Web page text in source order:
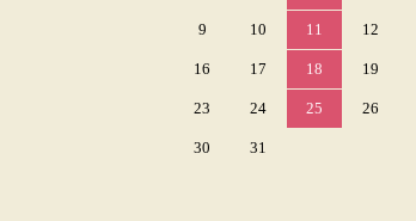
9 10 11 12
16 17 18 19
23 24 25 26
30 31